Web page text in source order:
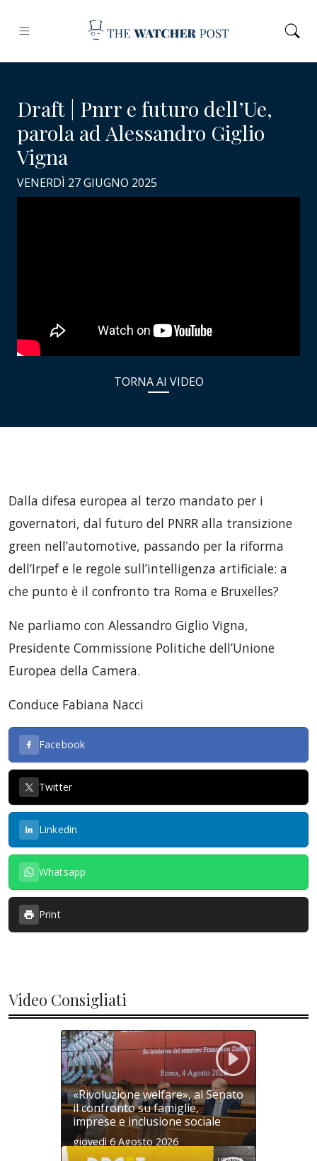
Draft | Pnrr e futuro dell’Ue,
parola ad Alessandro Giglio
Vigna
VENERDÌ 27 GIUGNO 2025
TORNA AI VIDEO
Dalla difesa europea al terzo mandato per i
governatori, dal futuro del PNRR alla transizione
green nell’automotive, passando per la riforma
dell’Irpef e le regole sull’intelligenza artificiale: a
che punto è il confronto tra Roma e Bruxelles?
Ne parliamo con Alessandro Giglio Vigna,
Presidente Commissione Politiche dell’Unione
Europea della Camera.
Conduce Fabiana Nacci
Facebook
Twitter
Linkedin
Whatsapp
Print
Video Consigliati
«Rivoluzione welfare», al Senato
il confronto su famiglie,
imprese e inclusione sociale
giovedì 6 Agosto 2026